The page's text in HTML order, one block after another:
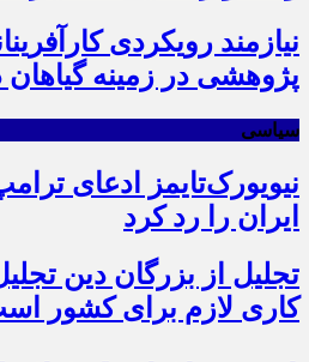
نیازمند رویکردی
پژوهشی در زمینه
سیاسی
نیویورک‌تایمز ادعای
ایران را رد کرد
تجلیل از بزرگان دین
کاری لازم برای کشور